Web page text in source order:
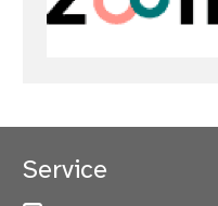
Service